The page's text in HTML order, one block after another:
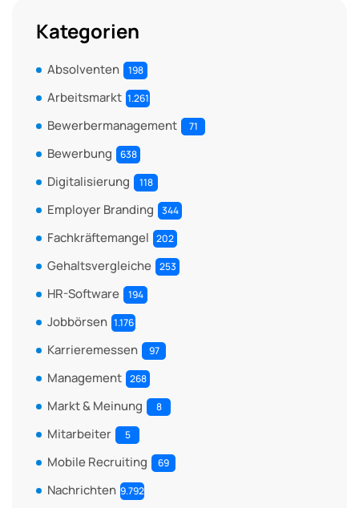
Kategorien
Absolventen 198
Arbeitsmarkt 1.261
Bewerbermanagement 71
Bewerbung 638
Digitalisierung 118
Employer Branding 344
Fachkräftemangel 202
Gehaltsvergleiche 253
HR-Software 194
Jobbörsen 1.176
Karrieremessen 97
Management 268
Markt & Meinung 8
Mitarbeiter 5
Mobile Recruiting 69
Nachrichten 9.792